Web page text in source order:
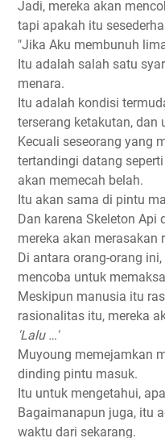
Jadi, mereka akan
tapi apakah itu
"Jika Aku membunuh
Itu adalah salah satu
menara.
Itu adalah kondisi
terserang ketakutan, dan
Kecuali seseorang yang
tertandingi datang
akan memecah belah.
Itu akan sama di pintu
Dan karena Skeleton Api
mereka akan
Di antara orang-orang
mencoba untuk
Meskipun manusia itu
rasionalitas itu, mereka
'Lalu …'
Muyoung memejamkan
dinding pintu masuk.
Itu untuk mengetahui,
Bagaimanapun juga, itu
waktu dari sekarang.